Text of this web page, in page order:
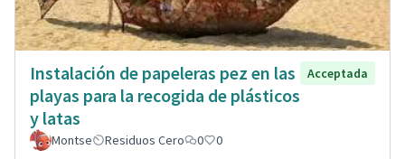
Instalación de papeleras pez en las
playas para la recogida de plásticos
y latas
Acceptada
Montse Residuos Cero 0 0